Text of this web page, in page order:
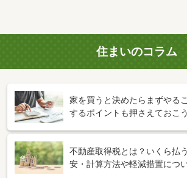
住まいのコラム
家を買うと決めたらまずやる
するポイントも押さえておこう
不動産取得税とは？いくら払
安・計算方法や軽減措置につ